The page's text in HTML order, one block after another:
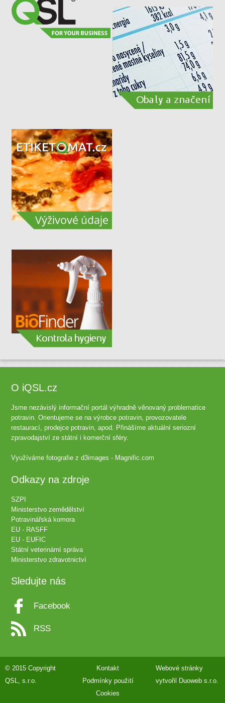
O iQSL.cz
Jsme nezávislý informační portál výhradně věnovaný problematice
potravin. Orientujeme se na výrobce potravin, provozovatele
restaurací, prodejce potravin, apod. Přinášíme aktuální seriozní
zpravodajství ze státní i komerční sféry.
Využíváme fotografie zd3images - Magnific.com
Odkazy na zdroje
SZPI
Ministerstvo zemědělství
Potravinářská komora
EU - RASFF
EU - EUFIC
Státní veterinární správa
Ministerstvo zdravotnictví
Sledujte nás
Facebook
RSS
© 2015 Copyright
QSL, s.r.o.
Kontakt
Podmínky použití
Cookies
Webové stránky
vytvořil
Duoweb s.r.o.